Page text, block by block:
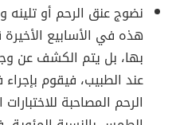
نضوج عنق الرحم أو
هذه في الأسابيع
بها، بل يتم الكشف عن
عند الطبيب، فيقوم
الرحم المصاحبة